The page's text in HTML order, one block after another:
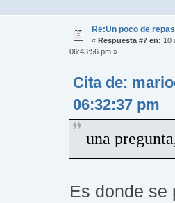
Re:Un poco de
« Respuesta #7 en: 10
06:43:56 pm »
Cita de:
06:32:37 pm
una
Es donde se